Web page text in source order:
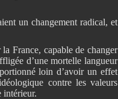
un changement radical, et
France, capable de changer
d’une mortelle langueur
loin d’avoir un effet
contre les valeurs
intérieur.